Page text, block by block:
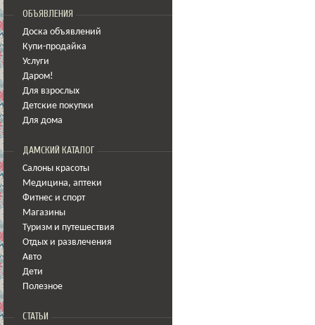
ОБЪЯВЛЕНИЯ
Доска объявлений
Купи-продайка
Услуги
Даром!
Для взрослых
Детские покупки
Для дома
ДАМСКИЙ КАТАЛОГ
Салоны красоты
Медицина, аптеки
Фитнес и спорт
Магазины
Туризм и путешествия
Отдых и развлечения
Авто
Дети
Полезное
СТАТЬИ